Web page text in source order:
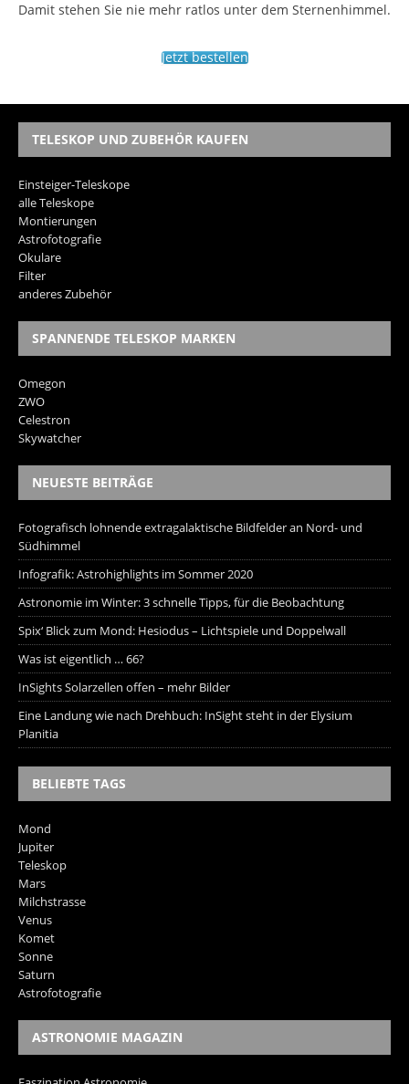
Damit stehen Sie nie mehr ratlos unter dem Sternenhimmel.
Jetzt bestellen
TELESKOP UND ZUBEHÖR KAUFEN
Einsteiger-Teleskope
alle Teleskope
Montierungen
Astrofotografie
Okulare
Filter
anderes Zubehör
SPANNENDE TELESKOP MARKEN
Omegon
ZWO
Celestron
Skywatcher
NEUESTE BEITRÄGE
Fotografisch lohnende extragalaktische Bildfelder an Nord- und
Südhimmel
Infografik: Astrohighlights im Sommer 2020
Astronomie im Winter: 3 schnelle Tipps, für die Beobachtung
Spix‘ Blick zum Mond: Hesiodus – Lichtspiele und Doppelwall
Was ist eigentlich … 66?
InSights Solarzellen offen – mehr Bilder
Eine Landung wie nach Drehbuch: InSight steht in der Elysium
Planitia
BELIEBTE TAGS
Mond
Jupiter
Teleskop
Mars
Milchstrasse
Venus
Komet
Sonne
Saturn
Astrofotografie
ASTRONOMIE MAGAZIN